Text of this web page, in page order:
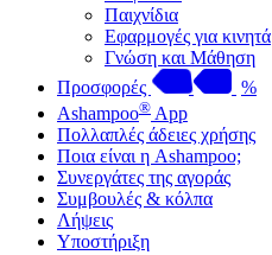
Παιχνίδια
Εφαρμογές για κινητά
Γνώση και Μάθηση
Προσφορές
%
Ashampoo® App
Πολλαπλές άδειες χρήσης
Ποια είναι η Ashampoo;
Συνεργάτες της αγοράς
Συμβουλές & κόλπα
Λήψεις
Υποστήριξη